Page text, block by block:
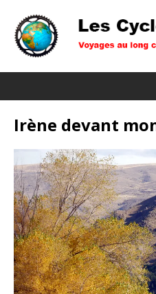
Irène devant